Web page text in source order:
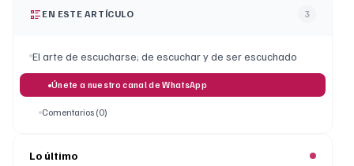
EN ESTE ARTÍCULO 3
El arte de escucharse; de escuchar y de ser escuchado
Únete a nuestro canal de WhatsApp
Comentarios (0)
Lo último